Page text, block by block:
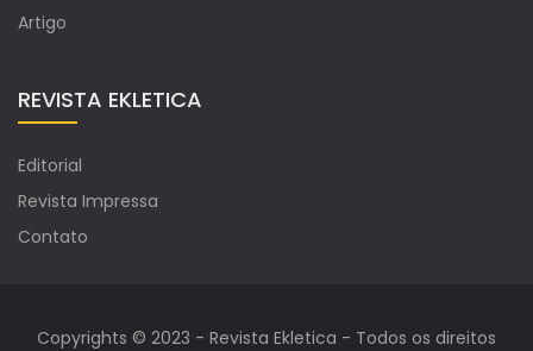
Artigo
REVISTA EKLETICA
Editorial
Revista Impressa
Contato
Copyrights © 2023 - Revista Ekletica - Todos os direitos